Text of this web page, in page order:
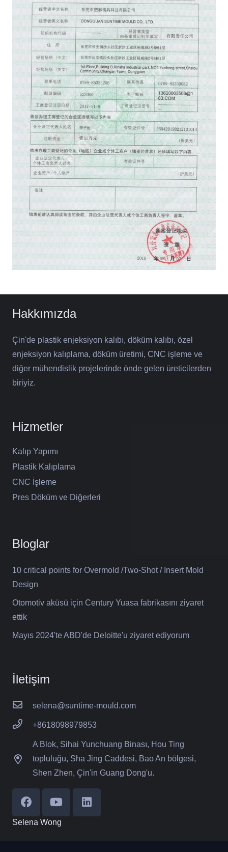
Hakkımızda
Çin'de plastik enjeksiyon kalıbı, döküm kalıbı, özel
enjeksiyon kalıplama, döküm üretimi, CNC işleme ve
diğer mühendislik projelerinde önde gelen üreticilerden
biriyiz.
Hizmetler
Kalıp Yapımı
Plastik Kalıplama
CNC İşleme
Pres Döküm ve Diğerleri
Bloglar
10 critical points for Overmold /Two-Shot / Insert Mold
Design
Otomotiv aküsü için Century Yuasa fabrikasını ziyaret
ettik
Mayıs 2024'te ABD'de Deloitte'u ziyaret ediyorum
İletişim
selena@suntime-mould.com
+8618098979853
A Blok, Sihai Yunchuang Binası, Hou Ting
topluluğu, Sha Jing Caddesi, Bao An bölgesi,
Shen Zhen, Çin'in Guang Dong'u.
Selena Wong